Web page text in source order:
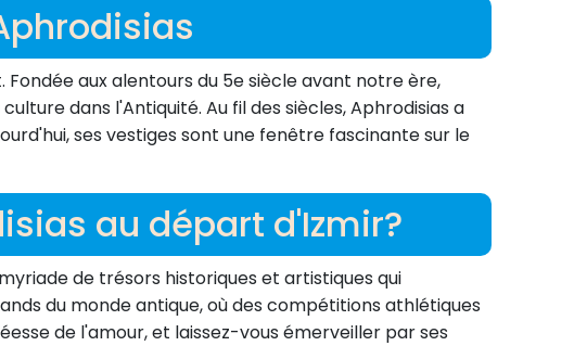
aux alentours du 5e siècle avant notre ère,
dans l'Antiquité. Au fil des siècles, Aphrodisias a
ses vestiges sont une fenêtre fascinante sur le
au départ d'Izmir?
de trésors historiques et artistiques qui
du monde antique, où des compétitions athlétiques
de l'amour, et laissez-vous émerveiller par ses